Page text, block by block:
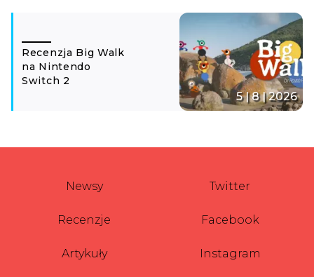
Recenzja Big Walk
na Nintendo
Switch 2
5 | 8 | 2026
Newsy
Recenzje
Artykuły
Twitter
Facebook
Instagram